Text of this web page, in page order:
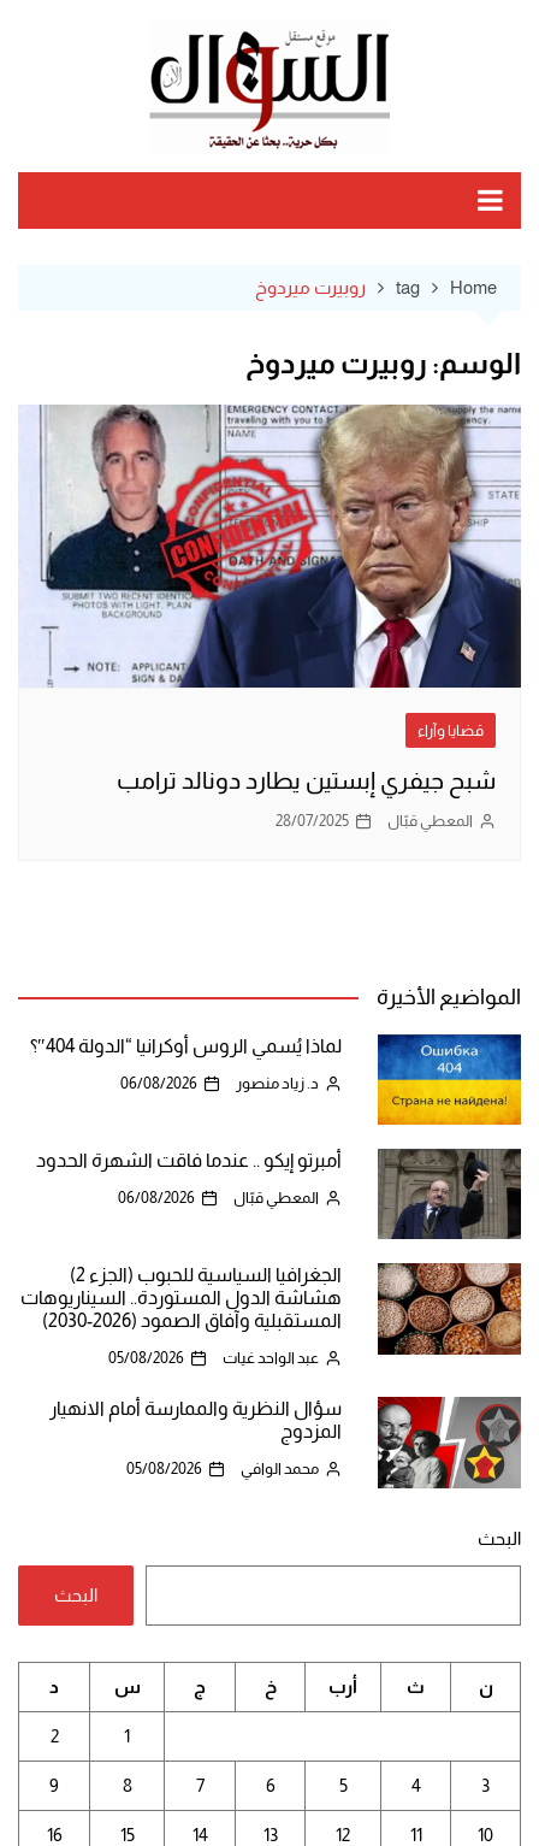
Home
tag روبيرت ميردوخ
الوسم: روبيرت ميردوخ
قضايا وآراء
شبح جيفري إبستين يطارد دونالد ترامب
المعطي قبّال 28/07/2025
المواضيع الأخيرة
لماذا يُسمي الروس أوكرانيا “الدولة 404″؟
د. زياد منصور 06/08/2026
أمبرتو إيكو .. عندما فاقت الشهرة الحدود
المعطي قبّال 06/08/2026
الجغرافيا السياسية للحبوب (الجزء 2)
هشاشة الدول المستوردة.. السيناريوهات
المستقبلية وآفاق الصمود (2026-2030)
عبد الواحد غيات 05/08/2026
سؤال النظرية والممارسة أمام الانهيار
المزدوج
محمد الوافي 05/08/2026
البحث
البحث
ن ث أرب خ ج س د
1
2
3
4
5
6
7
8
9
10
11
12
13
14
15
16